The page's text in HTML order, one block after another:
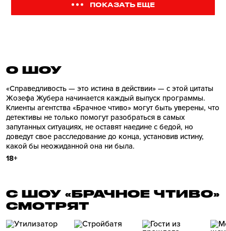
ПОКАЗАТЬ ЕЩЕ
О ШОУ
«Справедливость — это истина в действии» — с этой цитаты
Жозефа Жубера начинается каждый выпуск программы.
Клиенты агентства «Брачное чтиво» могут быть уверены, что
детективы не только помогут разобраться в самых
запутанных ситуациях, не оставят наедине с бедой, но
доведут свое расследование до конца, установив истину,
какой бы неожиданной она ни была.
18+
С ШОУ «БРАЧНОЕ ЧТИВО»
СМОТРЯТ